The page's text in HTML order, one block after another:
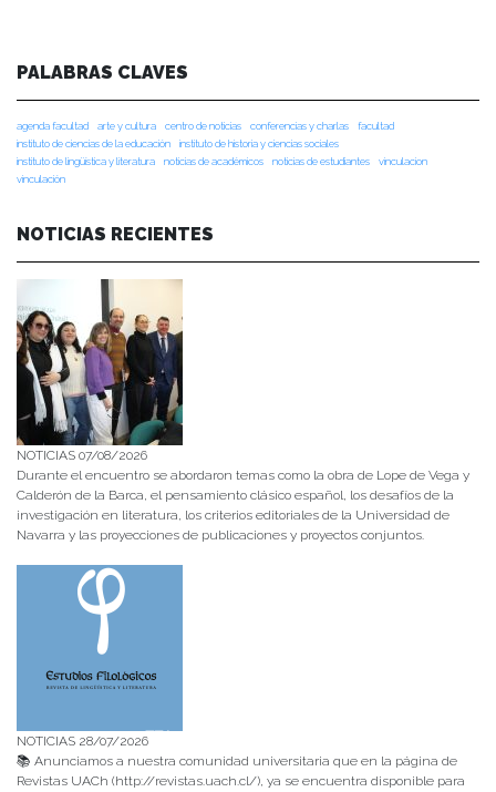
PALABRAS CLAVES
agenda facultad arte y cultura centro de noticias conferencias y charlas
facultad
instituto de ciencias de la educación
instituto de historia y ciencias sociales
instituto de lingüística y literatura
noticias de académicos noticias de estudiantes
vinculacion
vinculación
NOTICIAS RECIENTES
NOTICIAS 07/08/2026
Durante el encuentro se abordaron temas como la obra de Lope de Vega y
Calderón de la Barca, el pensamiento clásico español, los desafíos de la
investigación en literatura, los criterios editoriales de la Universidad de
Navarra y las proyecciones de publicaciones y proyectos conjuntos.
NOTICIAS 28/07/2026
📚 Anunciamos a nuestra comunidad universitaria que en la página de
Revistas UACh (http://revistas.uach.cl/), ya se encuentra disponible para